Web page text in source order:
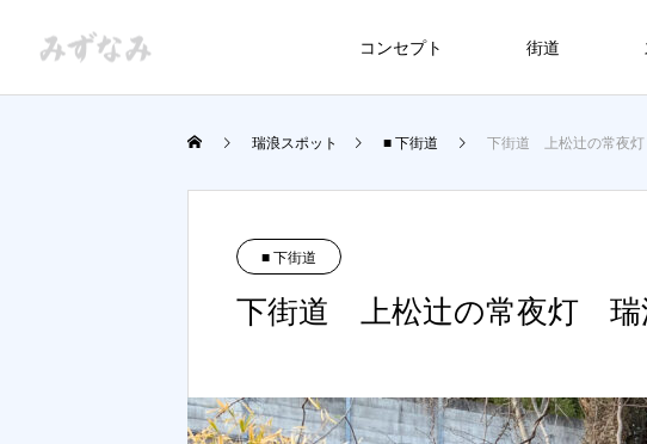
コンセプト 街道
瑞浪スポット ■ 下街道 下街道 上松辻の常夜
■ 下街道
下街道 上松辻の常夜灯 瑞